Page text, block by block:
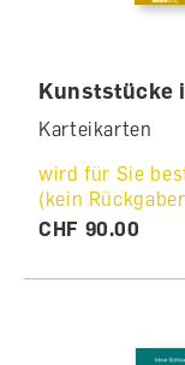
Kunststücke
Karteikarten
wird für Sie
(kein
CHF 90.00